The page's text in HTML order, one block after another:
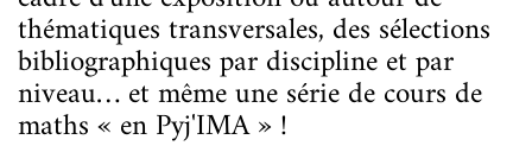
thématiques transversales, des sélections
bibliographiques par discipline et par
niveau… et même une série de cours de
maths « en Pyj'IMA » !